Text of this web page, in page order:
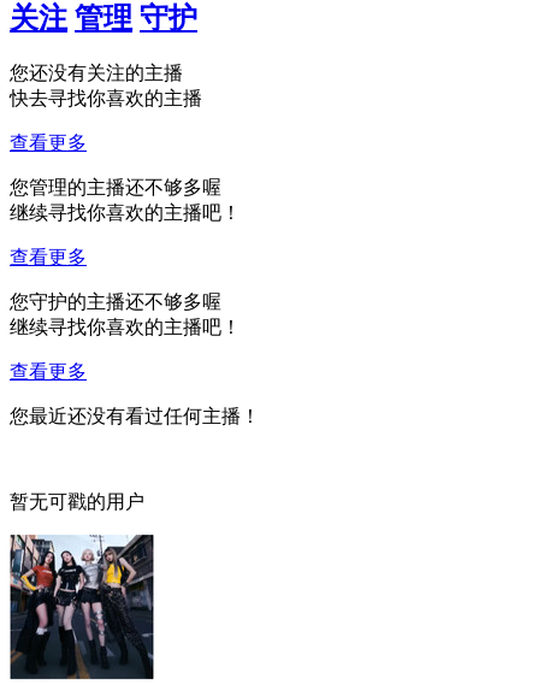
关注 管理 守护
您还没有关注的主播
快去寻找你喜欢的主播
查看更多
您管理的主播还不够多喔
继续寻找你喜欢的主播吧！
查看更多
您守护的主播还不够多喔
继续寻找你喜欢的主播吧！
查看更多
您最近还没有看过任何主播！
暂无可戳的用户